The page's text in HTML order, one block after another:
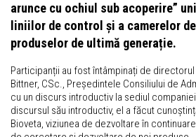
arunce cu ochiul sub acoperire”
liniilor de control și a camerelor
produselor de ultimă generație.
Participanții au fost întâmpinați de
Bittner, CSc., Președintele Consiliului de
cu un discurs introductiv la sediul
discursul său introductiv, el a făcut
Bioveta, viziunea de dezvoltare în